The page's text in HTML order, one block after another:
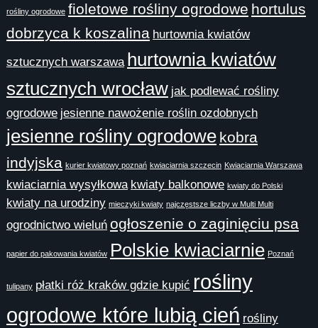
rośliny ogrodowe fioletowe rośliny ogrodowe hortulus
dobrzyca k koszalina hurtownia kwiatów
sztucznych warszawa hurtownia kwiatów
sztucznych wrocław jak podlewać rośliny
ogrodowe jesienne nawożenie roślin ozdobnych
jesienne rośliny ogrodowe kobra
indyjska kurier kwiatowy poznań kwiaciarnia szczecin Kwiaciarnia Warszawa
kwiaciarnia wysyłkowa kwiaty balkonowe kwiaty do Polski
kwiaty na urodziny mieczyki kwiaty najczęstsze liczby w Multi Multi
ogrodnictwo wieluń ogłoszenie o zaginięciu psa
papier do pakowania kwiatów Polskie kwiaciarnie Poznań
tulipany płatki róż kraków gdzie kupić rośliny
ogrodowe które lubią cień rośliny